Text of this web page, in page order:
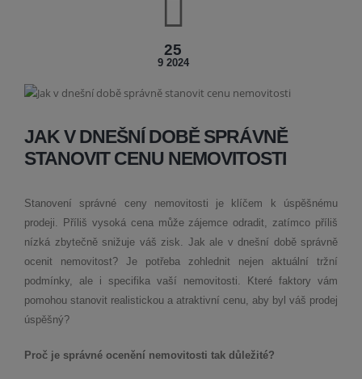
25
9 2024
JAK V DNEŠNÍ DOBĚ SPRÁVNĚ
STANOVIT CENU NEMOVITOSTI
Stanovení správné ceny nemovitosti je klíčem k úspěšnému
prodeji. Příliš vysoká cena může zájemce odradit, zatímco příliš
nízká zbytečně snižuje váš zisk. Jak ale v dnešní době správně
ocenit nemovitost? Je potřeba zohlednit nejen aktuální tržní
podmínky, ale i specifika vaší nemovitosti. Které faktory vám
pomohou stanovit realistickou a atraktivní cenu, aby byl váš prodej
úspěšný?
Proč je správné ocenění nemovitosti tak důležité?